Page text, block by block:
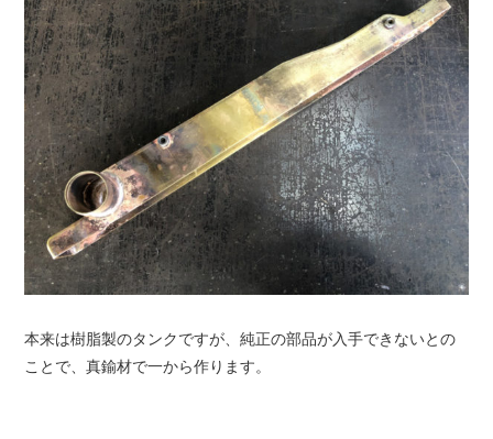
本来は樹脂製のタンクですが、純正の部品が入手できないとの
ことで、真鍮材で一から作ります。